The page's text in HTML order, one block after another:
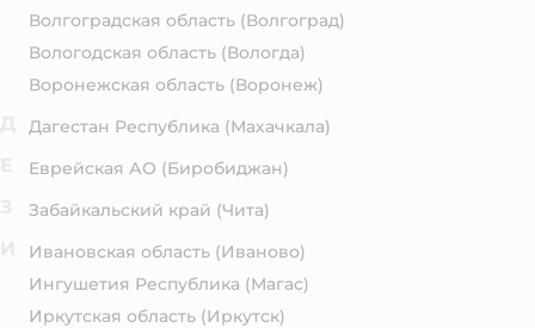
Волгоградская область (Волгоград)
Вологодская область (Вологда)
Воронежская область (Воронеж)
Дагестан Республика (Махачкала)
Еврейская АО (Биробиджан)
Забайкальский край (Чита)
Ивановская область (Иваново)
Ингушетия Республика (Магас)
Иркутская область (Иркутск)